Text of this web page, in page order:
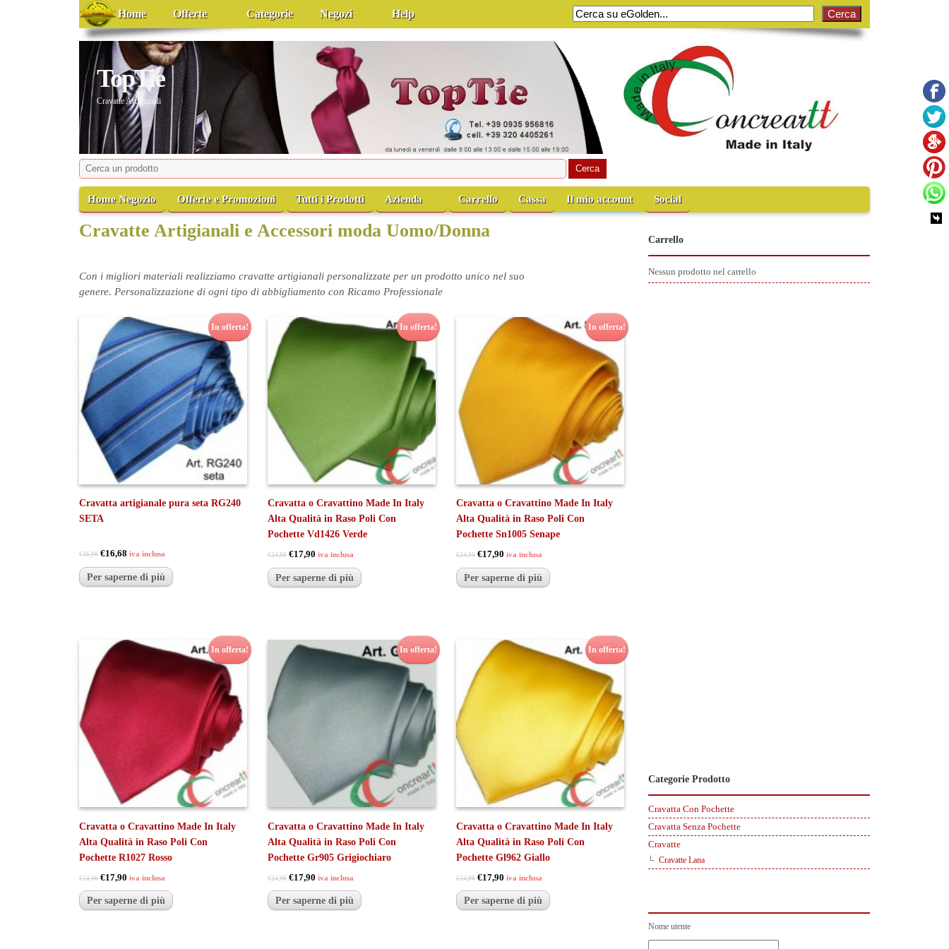
Home Offerte Categorie Negozi Help
TopTie
Cravatte Artigianali
Home Negozio Offerte e Promozioni Tutti i Prodotti Azienda Carrello Cassa Il mio account Social
Cravatte Artigianali e Accessori moda Uomo/Donna
Con i migliori materiali realizziamo cravatte artigianali personalizzate per un prodotto unico nel suo
genere. Personalizzazione di ogni tipo di abbigliamento con Ricamo Professionale
In offerta!
Cravatta artigianale pura seta RG240
SETA
€26,90 €16,68 iva inclusa
Per saperne di più
In offerta!
Cravatta o Cravattino Made In Italy
Alta Qualità in Raso Poli Con
Pochette Vd1426 Verde
€24,90 €17,90 iva inclusa
Per saperne di più
In offerta!
Cravatta o Cravattino Made In Italy
Alta Qualità in Raso Poli Con
Pochette Sn1005 Senape
€24,90 €17,90 iva inclusa
Per saperne di più
In offerta!
Cravatta o Cravattino Made In Italy
Alta Qualità in Raso Poli Con
Pochette R1027 Rosso
€24,90 €17,90 iva inclusa
Per saperne di più
In offerta!
Cravatta o Cravattino Made In Italy
Alta Qualità in Raso Poli Con
Pochette Gr905 Grigiochiaro
€24,90 €17,90 iva inclusa
Per saperne di più
In offerta!
Cravatta o Cravattino Made In Italy
Alta Qualità in Raso Poli Con
Pochette Gl962 Giallo
€24,90 €17,90 iva inclusa
Per saperne di più
Carrello
Nessun prodotto nel carrello
Categorie Prodotto
Cravatta Con Pochette
Cravatta Senza Pochette
Cravatte
Cravatte Lana
Nome utente